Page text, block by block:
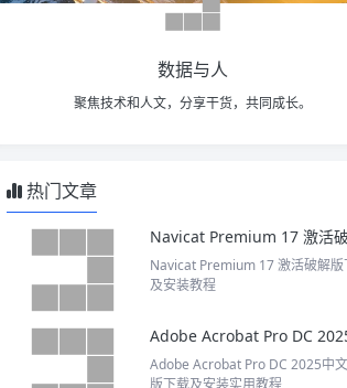
数据与人
聚焦技术和人文，分享干货，共同成长。
热门文章
Navicat Premium 17 激活破解版
及安装教程
Adobe Acrobat Pro DC 2025中
版下载及安装实用教程